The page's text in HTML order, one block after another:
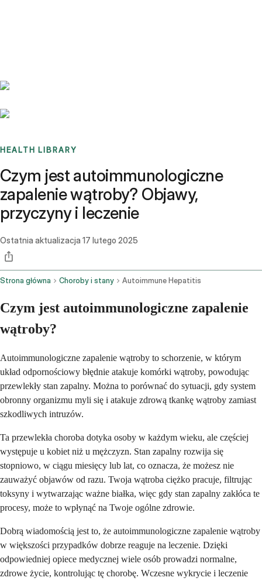
HEALTH LIBRARY
Czym jest autoimmunologiczne
zapalenie wątroby? Objawy,
przyczyny i leczenie
Ostatnia aktualizacja 17 lutego 2025
Strona główna Choroby i stany Autoimmune Hepatitis
Czym jest autoimmunologiczne zapalenie
wątroby?
Autoimmunologiczne zapalenie wątroby to schorzenie, w którym
układ odpornościowy błędnie atakuje komórki wątroby, powodując
przewlekły stan zapalny. Można to porównać do sytuacji, gdy system
obronny organizmu myli się i atakuje zdrową tkankę wątroby zamiast
szkodliwych intruzów.
Ta przewlekła choroba dotyka osoby w każdym wieku, ale częściej
występuje u kobiet niż u mężczyzn. Stan zapalny rozwija się
stopniowo, w ciągu miesięcy lub lat, co oznacza, że możesz nie
zauważyć objawów od razu. Twoja wątroba ciężko pracuje, filtrując
toksyny i wytwarzając ważne białka, więc gdy stan zapalny zakłóca te
procesy, może to wpłynąć na Twoje ogólne zdrowie.
Dobrą wiadomością jest to, że autoimmunologiczne zapalenie wątroby
w większości przypadków dobrze reaguje na leczenie. Dzięki
odpowiedniej opiece medycznej wiele osób prowadzi normalne,
zdrowe życie, kontrolując tę chorobę. Wczesne wykrycie i leczenie